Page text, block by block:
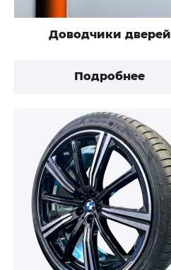
Доводчики дверей
Подробнее